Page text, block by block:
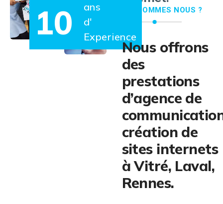
10
ans
d'
Experience
QUI SOMMES NOUS ?
Nous offrons
des
prestations
d’agence de
création de
sites internets
à Vitré, Laval,
Rennes.